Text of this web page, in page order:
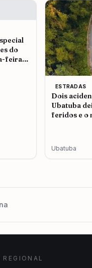
do
feira
ESTRADAS
Dois
Ubatuba
feridos e o
Ubatuba